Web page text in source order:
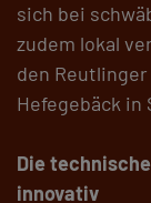
sich bei
zudem lokal
den
Hefegebäck in
Die
innovativ